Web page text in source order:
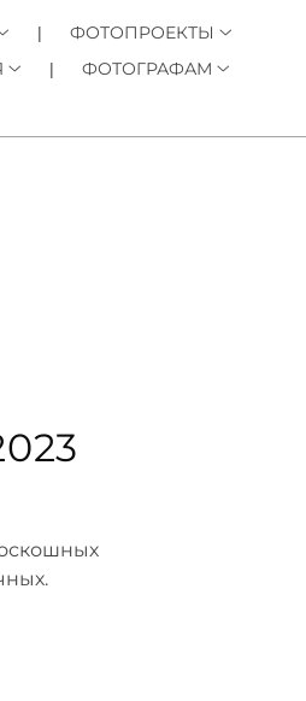
ФОТОПРОЕКТЫ
ФОТОГРАФАМ